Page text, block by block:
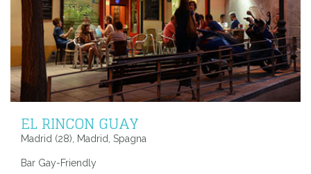
EL RINCON GUAY
Madrid (28), Madrid, Spagna
Bar Gay-Friendly